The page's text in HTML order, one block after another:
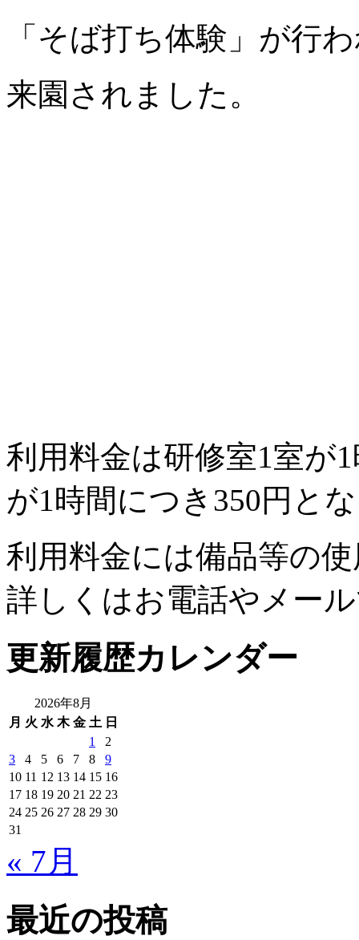
「そば打ち体験」が行
来園されました。
利用料金は研修室1室が
が1時間につき350円と
利用料金には備品等の
詳しくはお電話やメー
更新履歴カレンダー
2026年8月
月 火 水 木 金 土 日
1
2
3
4 5 6 7 8
9
10 11 12 13 14 15 16
17 18 19 20 21 22 23
24 25 26 27 28 29 30
31
« 7月
最近の投稿